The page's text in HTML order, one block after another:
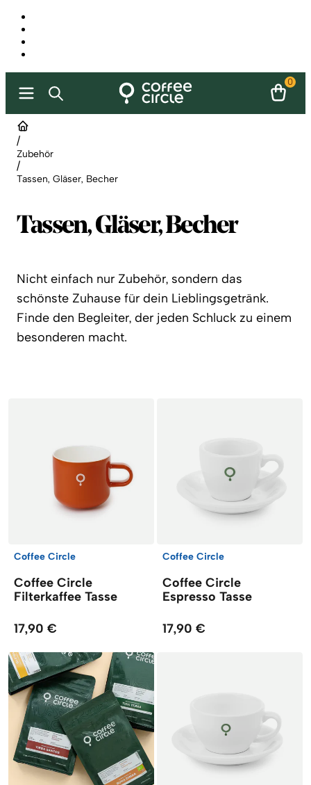
0
/
Zubehör
/
Tassen, Gläser, Becher
Tassen, Gläser, Becher
Nicht einfach nur Zubehör, sondern das
schönste Zuhause für dein Lieblingsgetränk.
Finde den Begleiter, der jeden Schluck zu einem
besonderen macht.
Coffee Circle
Coffee Circle
Filterkaffee Tasse
17,90 €
Coffee Circle
Coffee Circle
Espresso Tasse
17,90 €